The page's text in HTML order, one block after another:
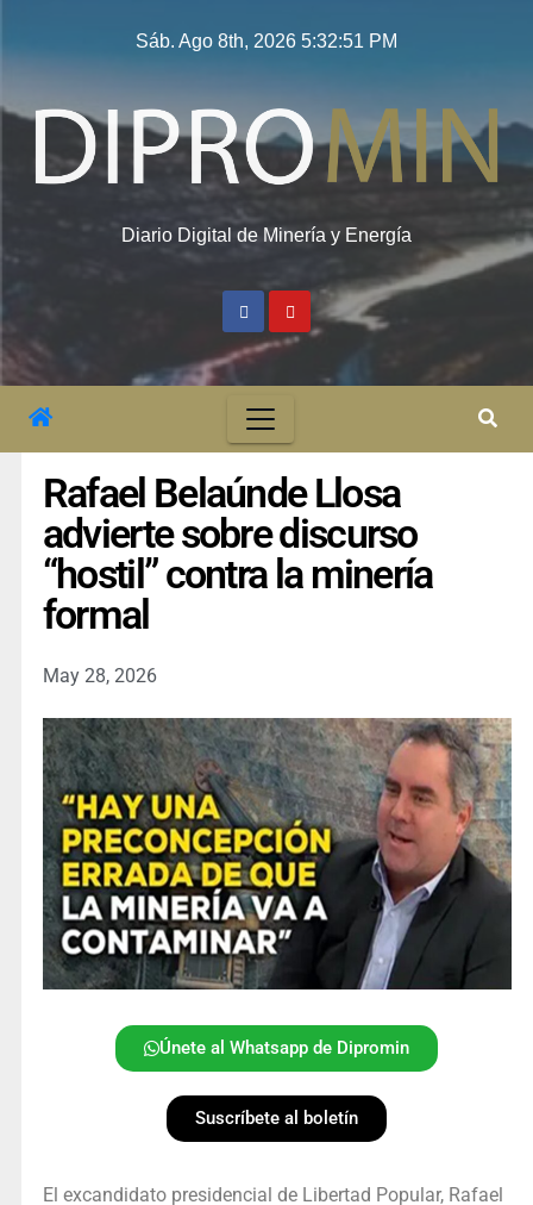
Sáb. Ago 8th, 2026 5:32:52 PM
Diario Digital de Minería y Energía
Rafael Belaúnde Llosa
advierte sobre discurso
“hostil” contra la minería
formal
May 28, 2026
Únete al Whatsapp de Dipromin
Suscríbete al boletín
El excandidato presidencial de Libertad Popular, Rafael